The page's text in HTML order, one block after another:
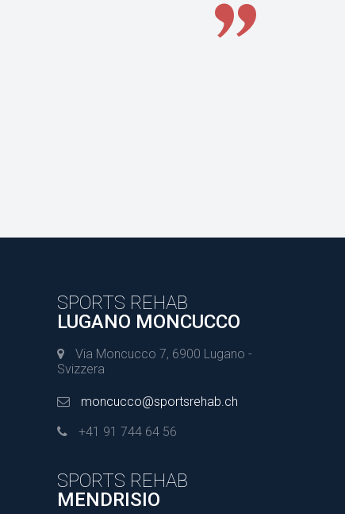
SPORTS REHAB
LUGANO MONCUCCO
Via Moncucco 7, 6900 Lugano -
Svizzera
moncucco@sportsrehab.ch
+41 91 744 64 56
SPORTS REHAB
MENDRISIO